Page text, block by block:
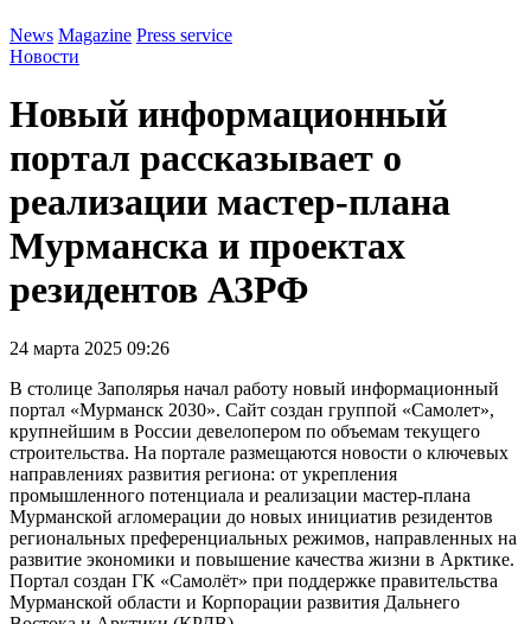
News Magazine Press service
Новости
Новый информационный
портал рассказывает о
реализации мастер-плана
Мурманска и проектах
резидентов АЗРФ
24 марта 2025 09:26
В столице Заполярья начал работу новый информационный
портал «Мурманск 2030». Сайт создан группой «Самолет»,
крупнейшим в России девелопером по объемам текущего
строительства. На портале размещаются новости о ключевых
направлениях развития региона: от укрепления
промышленного потенциала и реализации мастер-плана
Мурманской агломерации до новых инициатив резидентов
региональных преференциальных режимов, направленных на
развитие экономики и повышение качества жизни в Арктике.
Портал создан ГК «Самолёт» при поддержке правительства
Мурманской области и Корпорации развития Дальнего